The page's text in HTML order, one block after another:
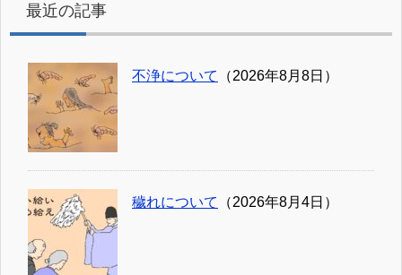
最近の記事
不浄について （2026年8月8日）
穢れについて （2026年8月4日）